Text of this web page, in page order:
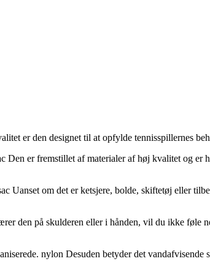
er den designet til at opfylde tennisspillernes
er fremstillet af materialer af høj kvalitet og
om det er ketsjere, bolde, skiftetøj eller
den på skulderen eller i hånden, vil du ikke føle
nylon Desuden betyder det